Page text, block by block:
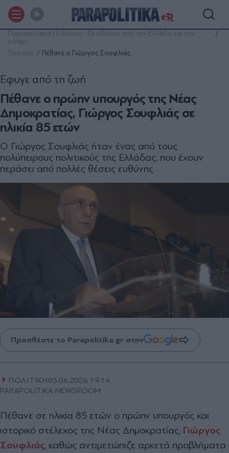
Παραπολιτικά | Ειδήσεις - Οι ειδήσεις από την Ελλάδα και τον
κόσμο
Πολιτική
Πέθανε ο Γιώργος Σουφλιάς
Πέθανε ο πρώην υπουργός της Νέας
Δημοκρατίας, Γιώργος Σουφλιάς σε
ηλικία 85 ετών
Έφυγε από τη ζωή
Ο Γιώργος Σουφλιάς ήταν ένας από τους
πολύπειρους πολιτικούς της Ελλάδας, που έχουν
περάσει από πολλές θέσεις ευθύνης
Προσθέστε το Parapolitika.gr στην
ΠΟΛΙΤΙΚΗ05.06.2026 19:14
PARAPOLITIKA NEWSROOM
Πέθανε σε ηλικία 85 ετών ο πρώην υπουργός και
ιστορικό στέλεχος της Νέας Δημοκρατίας, Γιώργος
Σουφλιάς, καθώς αντιμετώπιζε αρκετά προβλήματα